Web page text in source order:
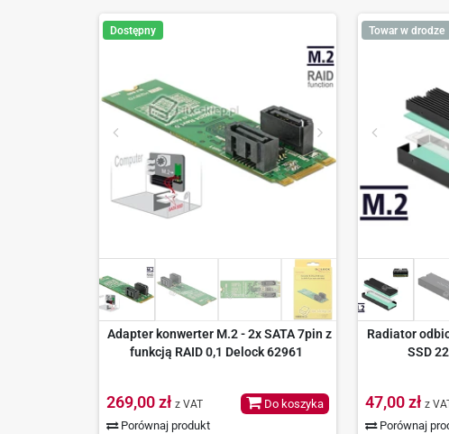
Dostępny
Adapter konwerter M.2 - 2x SATA 7pin z
funkcją RAID 0,1 Delock 62961
269,00 zł z VAT
Porównaj produkt
Do koszyka
Towar w drodze
Radiator
SSD
47,00 zł z
Porównaj